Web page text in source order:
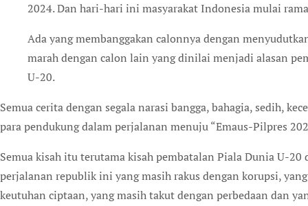
2024. Dan hari-hari ini masyarakat Indonesia mulai
Ada yang membanggakan calonnya dengan
marah dengan calon lain yang dinilai menjadi alasan
U-20.
Semua cerita dengan segala narasi bangga, bahagia, sedih,
para pendukung dalam perjalanan menuju “Emaus-Pilpres
Semua kisah itu terutama kisah pembatalan Piala Dunia U-
perjalanan republik ini yang masih rakus dengan korupsi,
keutuhan ciptaan, yang masih takut dengan perbedaan dan